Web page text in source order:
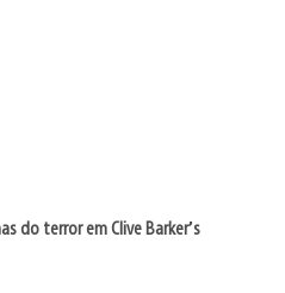
do terror em Clive Barker’s